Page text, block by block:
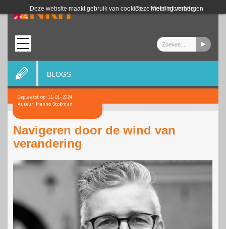
Deze website maakt gebruik van cookies. Meer informatie
Deze melding verbergen
Login
BLOGS
Geplaatst op: 11-01-2024
Auteur: Menno Stokman
Navigeren door de wind van
verandering